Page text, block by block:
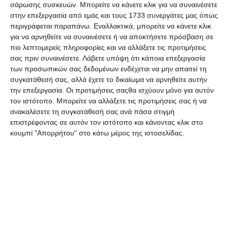
σάρωσης συσκευών. Μπορείτε να κάνετε κλικ για να συναινέσετε
στην επεξεργασία από εμάς και τους 1733 συνεργάτες μας όπως
περιγράφεται παραπάνω. Εναλλακτικά, μπορείτε να κάνετε κλικ
για να αρνηθείτε να συναινέσετε ή να αποκτήσετε πρόσβαση σε
πιο λεπτομερείς πληροφορίες και να αλλάξετε τις προτιμήσεις
σας πριν συναινέσετε. Λάβετε υπόψη ότι κάποια επεξεργασία
των προσωπικών σας δεδομένων ενδέχεται να μην απαιτεί τη
συγκατάθεσή σας, αλλά έχετε το δικαίωμα να αρνηθείτε αυτήν
την επεξεργασία. Οι προτιμήσεις σαςθα ισχύουν μόνο για αυτόν
τον ιστότοπο. Μπορείτε να αλλάξετε τις προτιμήσεις σας ή να
ανακαλέσετε τη συγκατάθεσή σας ανά πάσα στιγμή
επιστρέφοντας σε αυτόν τον ιστότοπο και κάνοντας κλικ στο
κουμπί "Απορρήτου" στο κάτω μέρος της ιστοσελίδας.
Κονκάρδα συνεδρίων PVC
45504 50τμχ. Describo
Διαθέσιμο
7,40€
Κουδουνάκια μεταλλικά
χρυσά 30τεμ. Describo des-
0064
Διαθέσιμο
0,99€